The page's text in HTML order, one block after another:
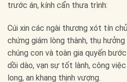
trước án, kính cẩn thưa trình:
Cúi xin các ngài thương xót tín
chứng giám lòng thành, thụ
chúng con và toàn gia quyến
dồi dào, vạn sự tốt lành, công
long, an khang thịnh vượng.